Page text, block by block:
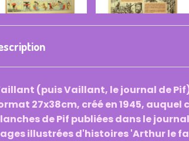
(puis Vaillant, le journal de
27x38cm, créé en 1945,
de Pif publiées dans le
illustrées d'histoires 'Arthur le